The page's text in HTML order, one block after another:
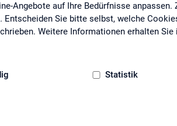
Angebote auf Ihre Bedürfnisse
Entscheiden Sie bitte selbst, welche
Weitere Informationen erhalten Sie
Statistik